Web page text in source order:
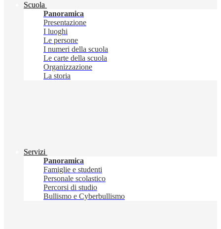
Scuola
Panoramica
Presentazione
I luoghi
Le persone
I numeri della scuola
Le carte della scuola
Organizzazione
La storia
Servizi
Panoramica
Famiglie e studenti
Personale scolastico
Percorsi di studio
Bullismo e Cyberbullismo